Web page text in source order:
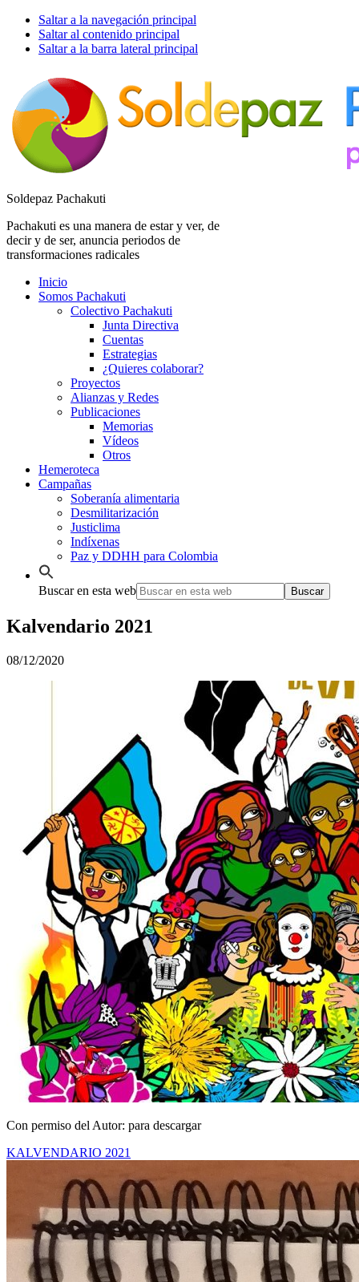
Saltar a la navegación principal
Saltar al contenido principal
Saltar a la barra lateral principal
Soldepaz Pachakuti
Pachakuti es una manera de estar y ver, de
decir y de ser, anuncia periodos de
transformaciones radicales
Inicio
Somos Pachakuti
Colectivo Pachakuti
Junta Directiva
Cuentas
Estrategias
¿Quieres colaborar?
Proyectos
Alianzas y Redes
Publicaciones
Memorias
Vídeos
Otros
Hemeroteca
Campañas
Soberanía alimentaria
Desmilitarización
Justiclima
Indíxenas
Paz y DDHH para Colombia
Buscar en esta web
Kalvendario 2021
08/12/2020
Con permiso del Autor: para descargar
KALVENDARIO 2021